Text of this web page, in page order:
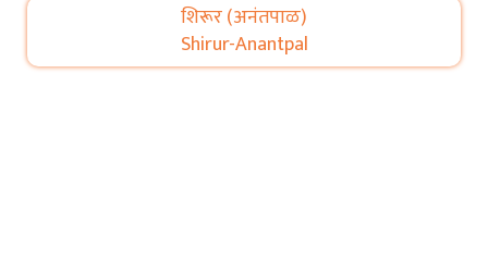
शिरूर (अनंतपाळ)
Shirur-Anantpal